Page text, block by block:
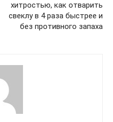
хитростью, как отварить
свеклу в 4 раза быстрее и
без противного запаха